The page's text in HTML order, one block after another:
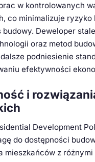
w kontrolowanych
co minimalizuje ryzyko
budowy. Deweloper
oraz metod
podniesienie
efektywności
i
Development
do dostępności
mieszkańców z różnymi